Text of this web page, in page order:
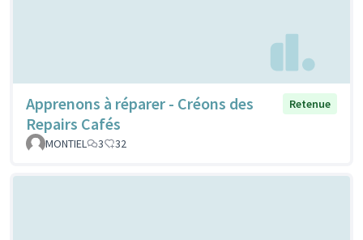
Apprenons à réparer - Créons des
Repairs Cafés
Retenue
MONTIEL 3 32